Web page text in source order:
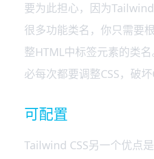
要为此担心，因为
很多功能类名，你只需要
整HTML中标签元素的类
必每次都要调整CSS，破坏
可配置
Tailwind CSS另一个优点